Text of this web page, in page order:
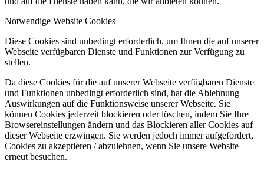
Notwendige Website Cookies
Diese Cookies sind unbedingt erforderlich, um Ihnen die auf unserer
Webseite verfügbaren Dienste und Funktionen zur Verfügung zu
stellen.
Da diese Cookies für die auf unserer Webseite verfügbaren Dienste
und Funktionen unbedingt erforderlich sind, hat die Ablehnung
Auswirkungen auf die Funktionsweise unserer Webseite. Sie
können Cookies jederzeit blockieren oder löschen, indem Sie Ihre
Browsereinstellungen ändern und das Blockieren aller Cookies auf
dieser Webseite erzwingen. Sie werden jedoch immer aufgefordert,
Cookies zu akzeptieren / abzulehnen, wenn Sie unsere Website
erneut besuchen.